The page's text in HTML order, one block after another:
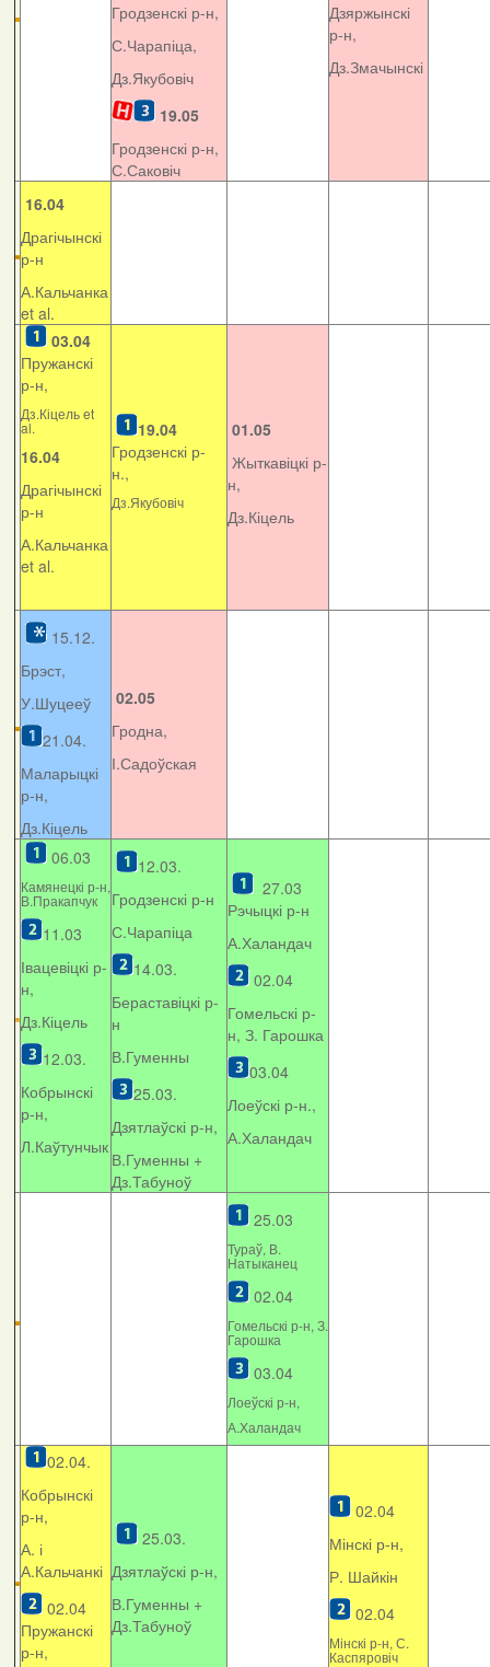
Гродзенскі р-н,
С.Чарапіца,
Дз.Якубовіч
19.05
Гродзенскі р-н,
С.Саковіч
Дзяржынскі
р-н,
Дз.Змачынскі
16.04
Драгічынскі
р-н
А.Кальчанка
et al.
03.04
Пружанскі
р-н,
Дз.Кіцель et
al.
16.04
Драгічынскі
р-н
А.Кальчанка
et al.
19.04
Гродзенскі р-
н.,
Дз.Якубовіч
01.05
Жыткавіцкі р-
н,
Дз.Кіцель
15.12.
Брэст,
У.Шуцееў
21.04.
Маларыцкі
р-н,
Дз.Кіцель
02.05
Гродна,
І.Садоўская
06.03
Камянецкі р-н,
В.Пракапчук
11.03
Івацевіцкі р-
н,
Дз.Кіцель
12.03.
Кобрынскі
р-н,
Л.Каўтунчык
12.03.
Гродзенскі р-н
С.Чарапіца
14.03.
Бераставіцкі р-
н
В.Гуменны
25.03.
Дзятлаўскі р-н,
В.Гуменны +
Дз.Табуноў
27.03
Рэчыцкі р-н
А.Халандач
02.04
Гомельскі р-
н, З. Гарошка
03.04
Лоеўскі р-н.,
А.Халандач
25.03
Тураў, В.
Натыканец
02.04
Гомельскі р-н, З.
Гарошка
03.04
Лоеўскі р-н,
А.Халандач
02.04.
Кобрынскі
р-н,
А. і
А.Кальчанкі
02.04
Пружанскі
р-н,
25.03.
Дзятлаўскі р-н,
В.Гуменны +
Дз.Табуноў
02.04
Мінскі р-н,
Р. Шайкін
02.04
Мінскі р-н, С.
Каспяровіч